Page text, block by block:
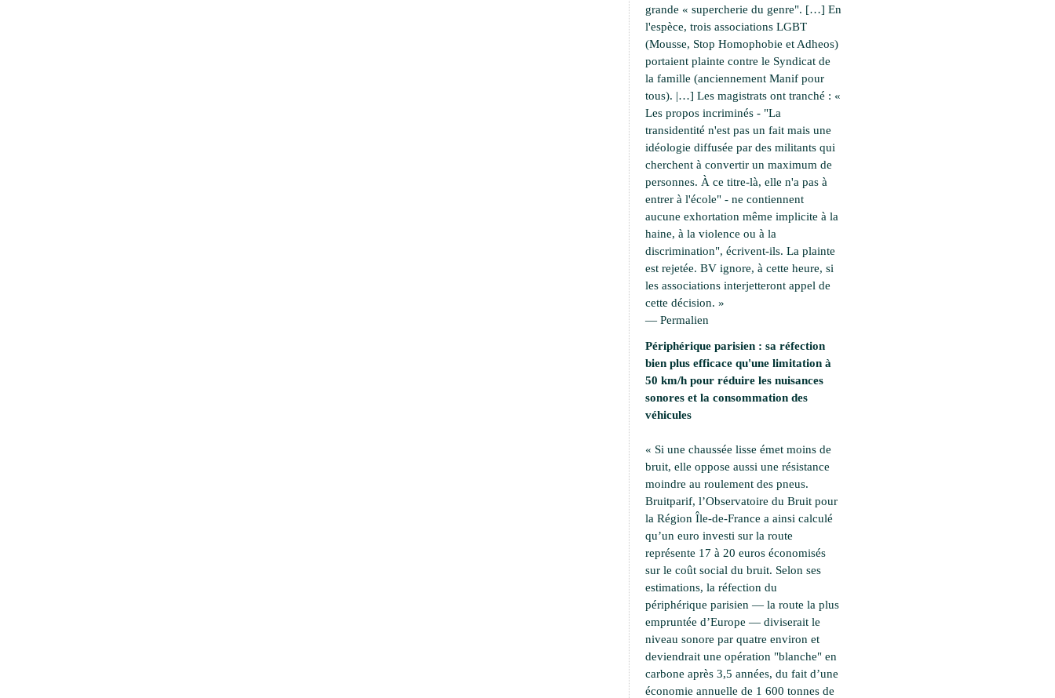
grande « supercherie du genre". […] En
l'espèce, trois associations LGBT
(Mousse, Stop Homophobie et Adheos)
portaient plainte contre le Syndicat de
la famille (anciennement Manif pour
tous). |…] Les magistrats ont tranché : «
Les propos incriminés - "La
transidentité n'est pas un fait mais une
idéologie diffusée par des militants qui
cherchent à convertir un maximum de
personnes. À ce titre-là, elle n'a pas à
entrer à l'école" - ne contiennent
aucune exhortation même implicite à la
haine, à la violence ou à la
discrimination", écrivent-ils. La plainte
est rejetée. BV ignore, à cette heure, si
les associations interjetteront appel de
cette décision. »
— Permalien
Périphérique parisien : sa réfection
bien plus efficace qu'une limitation à
50 km/h pour réduire les nuisances
sonores et la consommation des
véhicules
« Si une chaussée lisse émet moins de
bruit, elle oppose aussi une résistance
moindre au roulement des pneus.
Bruitparif, l’Observatoire du Bruit pour
la Région Île-de-France a ainsi calculé
qu’un euro investi sur la route
représente 17 à 20 euros économisés
sur le coût social du bruit. Selon ses
estimations, la réfection du
périphérique parisien — la route la plus
empruntée d’Europe — diviserait le
niveau sonore par quatre environ et
deviendrait une opération "blanche" en
carbone après 3,5 années, du fait d’une
économie annuelle de 1 600 tonnes de